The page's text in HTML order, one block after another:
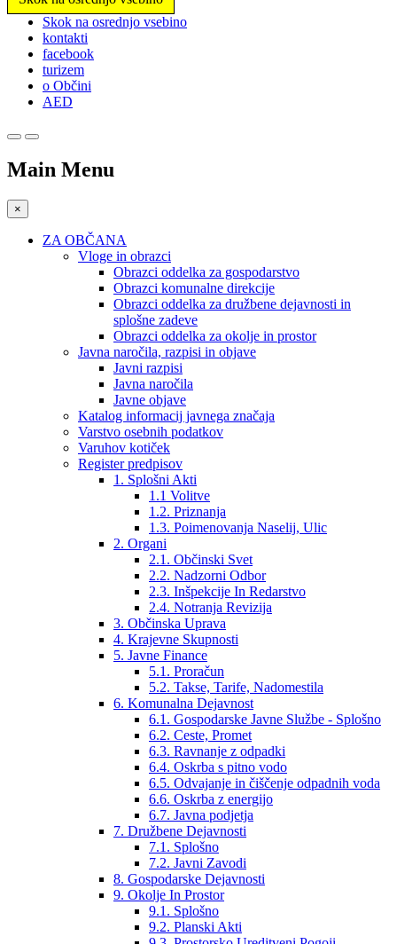
Prosimo,
upoštevajte:
spletno
mesto
vključuje
sistem
Skok na osrednjo vsebino
kontakti
facebook
turizem
o Občini
AED
Main Menu
×
ZA OBČANA
Vloge in obrazci
Obrazci oddelka za gospodarstvo
Obrazci komunalne direkcije
Obrazci oddelka za družbene dejavnosti in
splošne zadeve
Obrazci oddelka za okolje in prostor
Javna naročila, razpisi in objave
Javni razpisi
Javna naročila
Javne objave
Katalog informacij javnega značaja
Varstvo osebnih podatkov
Varuhov kotiček
Register predpisov
1. Splošni Akti
1.1 Volitve
1.2. Priznanja
1.3. Poimenovanja Naselij, Ulic
2. Organi
2.1. Občinski Svet
2.2. Nadzorni Odbor
2.3. Inšpekcije In Redarstvo
2.4. Notranja Revizija
3. Občinska Uprava
4. Krajevne Skupnosti
5. Javne Finance
5.1. Proračun
5.2. Takse, Tarife, Nadomestila
6. Komunalna Dejavnost
6.1. Gospodarske Javne Službe - Splošno
6.2. Ceste, Promet
6.3. Ravnanje z odpadki
6.4. Oskrba s pitno vodo
6.5. Odvajanje in čiščenje odpadnih voda
6.6. Oskrba z energijo
6.7. Javna podjetja
7. Družbene Dejavnosti
7.1. Splošno
7.2. Javni Zavodi
8. Gospodarske Dejavnosti
9. Okolje In Prostor
9.1. Splošno
9.2. Planski Akti